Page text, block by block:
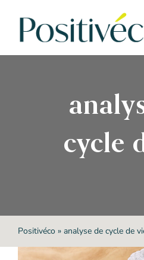
cycle
Positivéco» analyse de cycle de